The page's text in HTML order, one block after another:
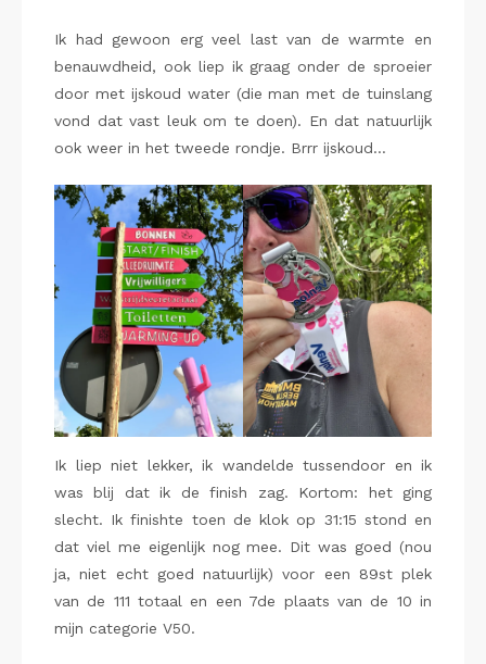
Ik had gewoon erg veel last van de warmte en
benauwdheid, ook liep ik graag onder de sproeier
door met ijskoud water (die man met de tuinslang
vond dat vast leuk om te doen). En dat natuurlijk
ook weer in het tweede rondje. Brrr ijskoud…
Ik liep niet lekker, ik wandelde tussendoor en ik
was blij dat ik de finish zag. Kortom: het ging
slecht. Ik finishte toen de klok op 31:15 stond en
dat viel me eigenlijk nog mee. Dit was goed (nou
ja, niet echt goed natuurlijk) voor een 89st plek
van de 111 totaal en een 7de plaats van de 10 in
mijn categorie V50.